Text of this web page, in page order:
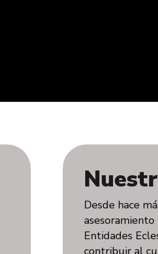
Desde hace
Entidades
contribuir al